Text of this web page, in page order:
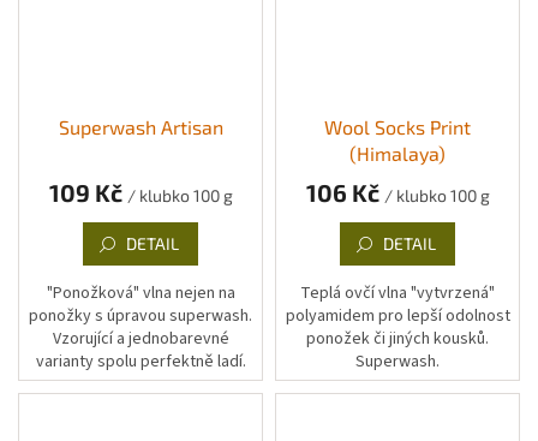
Superwash Artisan
109 Kč / klubko 100 g
DETAIL
"Ponožková" vlna nejen na
ponožky s úpravou superwash.
Vzorující a jednobarevné
varianty spolu perfektně ladí.
Wool Socks Print
(Himalaya)
106 Kč / klubko 100 g
DETAIL
Teplá ovčí vlna "vytvrzená"
polyamidem pro lepší odolnost
ponožek či jiných kousků.
Superwash.